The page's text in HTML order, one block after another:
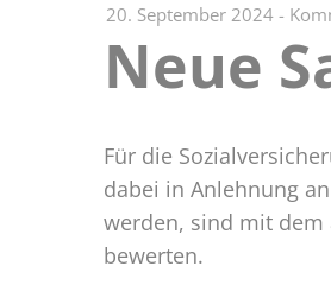
20. September 2024 -
Neue
Für die
dabei in Anlehnung
werden, sind mit dem
bewerten.